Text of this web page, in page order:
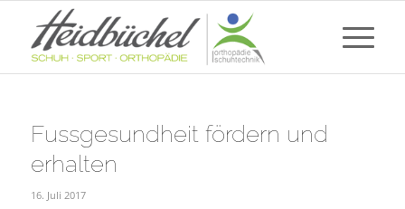
Fussgesundheit fördern und
erhalten
16. Juli 2017